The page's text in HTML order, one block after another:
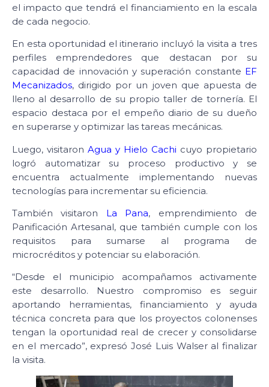
el impacto que tendrá el financiamiento en la escala
de cada negocio.
En esta oportunidad el itinerario incluyó la visita a tres
perfiles emprendedores que destacan por su
capacidad de innovación y superación constante EF
Mecanizados, dirigido por un joven que apuesta de
lleno al desarrollo de su propio taller de tornería. El
espacio destaca por el empeño diario de su dueño
en superarse y optimizar las tareas mecánicas.
Luego, visitaron Agua y Hielo Cachi cuyo propietario
logró automatizar su proceso productivo y se
encuentra actualmente implementando nuevas
tecnologías para incrementar su eficiencia.
También visitaron La Pana, emprendimiento de
Panificación Artesanal, que también cumple con los
requisitos para sumarse al programa de
microcréditos y potenciar su elaboración.
“Desde el municipio acompañamos activamente
este desarrollo. Nuestro compromiso es seguir
aportando herramientas, financiamiento y ayuda
técnica concreta para que los proyectos colonenses
tengan la oportunidad real de crecer y consolidarse
en el mercado”, expresó José Luis Walser al finalizar
la visita.